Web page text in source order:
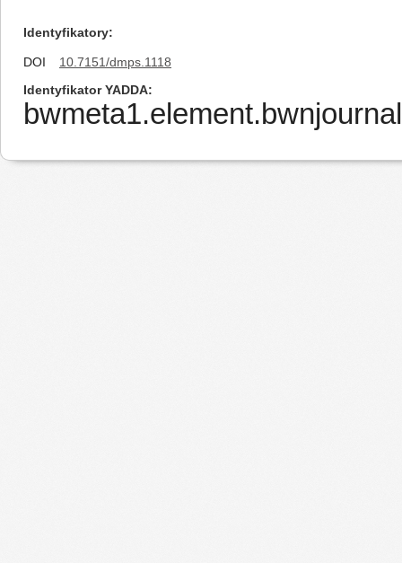
Identyfikatory
DOI
10.7151/dmps.1118
Identyfikator YADDA